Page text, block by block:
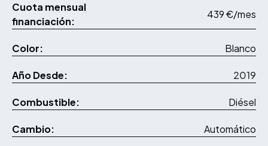
Cuota mensual
financiación:
439 €/mes
Color: Blanco
Año Desde: 2019
Combustible: Diésel
Cambio: Automático